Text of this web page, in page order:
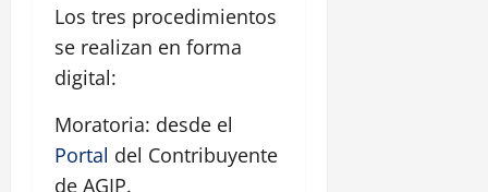
Los tres procedimientos
se realizan en forma
digital:
Moratoria: desde el
Portal del Contribuyente
de AGIP.